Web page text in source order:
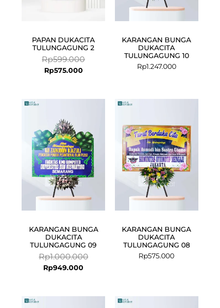
PAPAN DUKACITA
TULUNGAGUNG 2
Rp599.000
Rp575.000
KARANGAN BUNGA
DUKACITA
TULUNGAGUNG 10
Rp1.247.000
KARANGAN BUNGA
DUKACITA
TULUNGAGUNG 09
Rp1.000.000
Rp1.000.000.
Rp949.000
Rp949.000.
KARANGAN BUNGA
DUKACITA
TULUNGAGUNG 08
Rp575.000